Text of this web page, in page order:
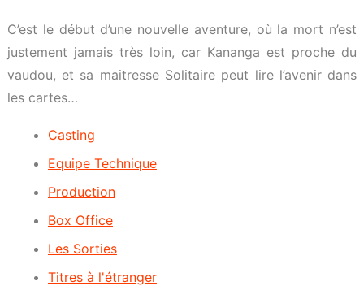
C’est le début d’une nouvelle aventure, où la mort n’est
justement jamais très loin, car Kananga est proche du
vaudou, et sa maitresse Solitaire peut lire l’avenir dans
les cartes…
Casting
Equipe Technique
Production
Box Office
Les Sorties
Titres à l'étranger